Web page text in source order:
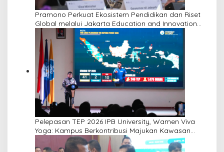
Pramono Perkuat Ekosistem Pendidikan dan Riset
Global melalui Jakarta Education and Innovation
Center
Pelepasan TEP 2026 IPB University, Wamen Viva
Yoga: Kampus Berkontribusi Majukan Kawasan
Transmigrasi